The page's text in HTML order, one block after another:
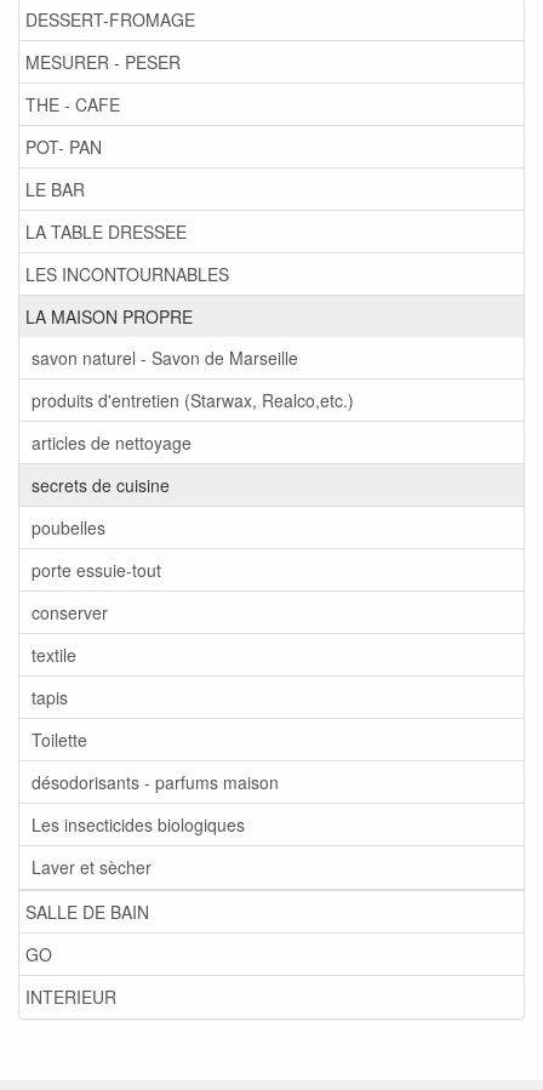
DESSERT-FROMAGE
MESURER - PESER
THE - CAFE
POT- PAN
LE BAR
LA TABLE DRESSEE
LES INCONTOURNABLES
LA MAISON PROPRE
savon naturel - Savon de Marseille
produits d'entretien (Starwax, Realco,etc.)
articles de nettoyage
secrets de cuisine
poubelles
porte essuie-tout
conserver
textile
tapis
Toilette
désodorisants - parfums maison
Les insecticides biologiques
Laver et sècher
SALLE DE BAIN
GO
INTERIEUR